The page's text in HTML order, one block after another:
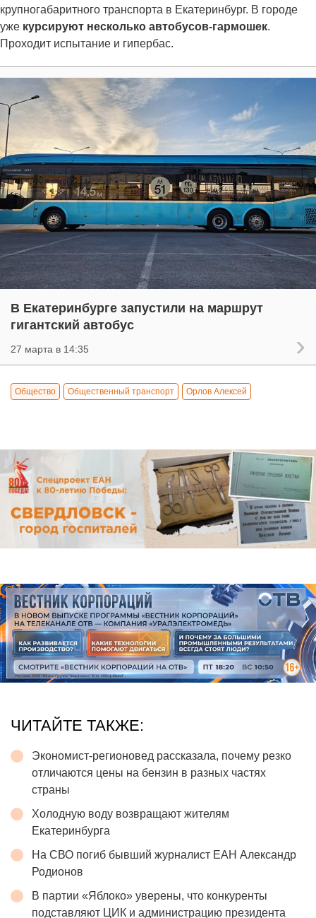
крупногабаритного транспорта в Екатеринбург. В городе
уже курсируют несколько автобусов-гармошек.
Проходит испытание и гипербас.
В Екатеринбурге запустили на маршрут
гигантский автобус
27 марта в 14:35
Общество Общественный транспорт Орлов Алексей
ЧИТАЙТЕ ТАКЖЕ:
Экономист-регионовед рассказала, почему резко
отличаются цены на бензин в разных частях
страны
Холодную воду возвращают жителям
Екатеринбурга
На СВО погиб бывший журналист ЕАН Александр
Родионов
В партии «Яблоко» уверены, что конкуренты
подставляют ЦИК и администрацию президента